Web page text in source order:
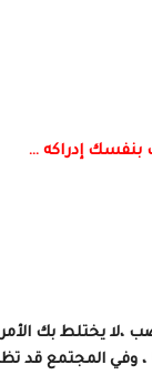
بنفسك إدراكه …
،لا يختلط بك
وفي المجتمع قد